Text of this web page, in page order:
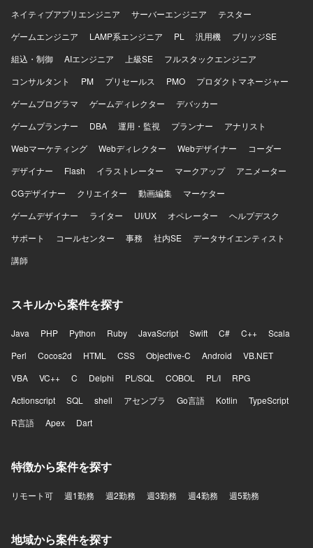
AWSサービスはEC2、EBS、VPC、IAM、CloudWatch、ス
ナップショット、セキュリティグループを使用します。
ネイティブアプリエンジニア
サーバーエンジニア
テスター
ゲームエンジニア
LAMP系エンジニア PL 汎用機
ブリッジSE
組込・制御
AIエンジニア 上級SE
フルスタックエンジニア
コンサルタント
PM プリセールス PMO
プロダクトマネージャー
ゲームプログラマ
ゲームディレクター
デバッカー
ゲームプランナー
DBA 運用・監視 プランナー
アナリスト
Webマーケティング
Webディレクター Webデザイナー
コーダー
デザイナー
Flash イラストレーター マークアップ
アニメーター
CGデザイナー
クリエイター 動画編集
マーケター
ゲームデザイナー
ライター UI/UX オペレーター
ヘルプデスク
サポート
コールセンター 事務 社内SE
データサイエンティスト
講師
スキルから案件を探す
Java PHP Python Ruby JavaScript Swift C# C++
Scala
Perl
Cocos2d HTML CSS Objective-C Android
VB.NET
VBA
VC++ C Delphi PL/SQL COBOL PL/I
RPG
Actionscript
SQL shell アセンブラ Go言語 Kotlin
TypeScript
R言語
Apex Dart
特徴から案件を探す
リモート可 週1勤務 週2勤務 週3勤務 週4勤務 週5勤務
地域から案件を探す